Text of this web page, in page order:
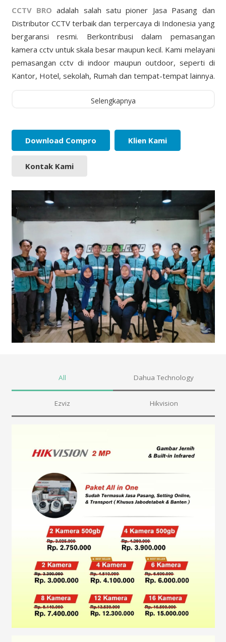
CCTV BRO adalah salah satu pioner Jasa Pasang dan
Distributor CCTV terbaik dan terpercaya di Indonesia yang
bergaransi resmi. Berkontribusi dalam pemasangan
kamera cctv untuk skala besar maupun kecil. Kami melayani
pemasangan cctv di indoor maupun outdoor, seperti di
Kantor, Hotel, sekolah, Rumah dan tempat-tempat lainnya.
Selengkapnya
Download Compro Klien Kami
Kontak Kami
All Dahua Technology
Ezviz Hikvision